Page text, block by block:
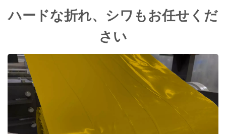
ハードな折れ、シワもお任せくだ
さい